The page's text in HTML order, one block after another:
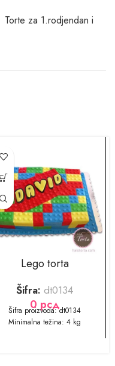
Torte za 1.rodjendan i
Lego torta
Šifra: dt0134
0 рсд
​​Šifra proizvoda: dt0134
Minimalna težina: 4 kg